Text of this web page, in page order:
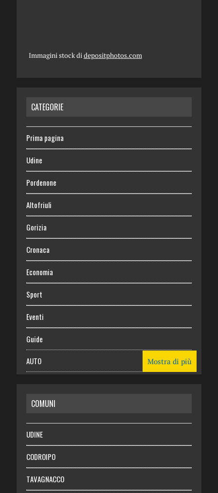
Immagini stock di depositphotos.com
CATEGORIE
Prima pagina
Udine
Pordenone
Altofriuli
Gorizia
Cronaca
Economia
Sport
Eventi
Guide
AUTO
RISPARMIO
SALUTE
Necrologie
Chi siamo
Mostra di più
COMUNI
UDINE
CODROIPO
TAVAGNACCO